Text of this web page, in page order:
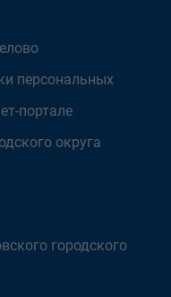
персональных
портале
округа
городского